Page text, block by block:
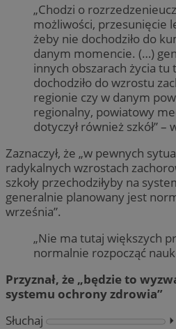
„Chodzi o
możliwości, przesunięcie
żeby nie dochodziło do
danym momencie. (…)
innych obszarach życia tu
dochodziło do wzrostu
regionie czy w danym
regionalny, powiatowy
dotyczył również szkół” –
Zaznaczył, że „w pewnych
radykalnych wzrostach
szkoły przechodziłyby na
generalnie planowany jest
września”.
„Nie ma tutaj większych
normalnie rozpocząć
Przyznał, że „będzie to
systemu ochrony zdrowia”
Słuchaj
⏵︎